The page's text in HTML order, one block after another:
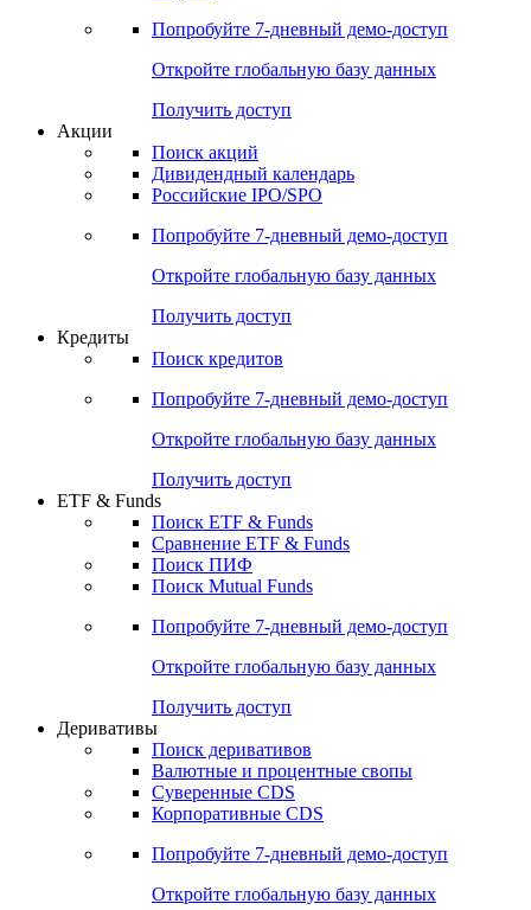
Попробуйте 7-дневный демо-доступ
Откройте глобальную базу данных
Получить доступ
Акции
Поиск акций
Дивидендный календарь
Российские IPO/SPO
Попробуйте 7-дневный демо-доступ
Откройте глобальную базу данных
Получить доступ
Кредиты
Поиск кредитов
Попробуйте 7-дневный демо-доступ
Откройте глобальную базу данных
Получить доступ
ETF & Funds
Поиск ETF & Funds
Сравнение ETF & Funds
Поиск ПИФ
Поиск Mutual Funds
Попробуйте 7-дневный демо-доступ
Откройте глобальную базу данных
Получить доступ
Деривативы
Поиск деривативов
Валютные и процентные свопы
Суверенные CDS
Корпоративные CDS
Попробуйте 7-дневный демо-доступ
Откройте глобальную базу данных